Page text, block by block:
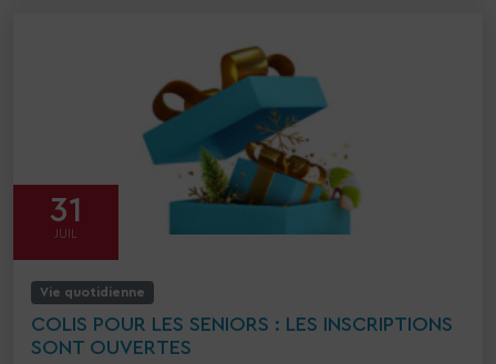
31
JUIL
Vie quotidienne
COLIS POUR LES SENIORS : LES INSCRIPTIONS
SONT OUVERTES